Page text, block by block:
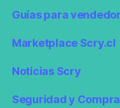
Guías para
Marketplace Scry.cl
Noticias Scry
Seguridad y